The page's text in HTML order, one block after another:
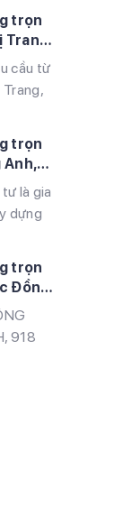
giản
vân
Hải
trọn
Trang
Mai,
cầu từ
Trang,
hoàn
khi
việc
[…]
trọn
Anh,
là gia
dựng
kế bao
+
trọn
Đồng,
918